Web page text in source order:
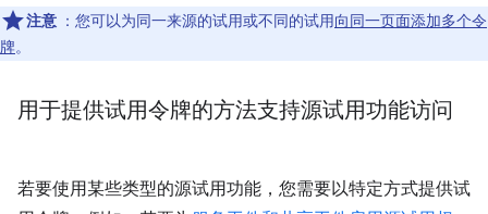
注意 ：您可以为同一来源的试用或不同的试用向同一页面添加多个令
牌。
用于提供试用令牌的方法支持源试用功能访问
若要使用某些类型的源试用功能，您需要以特定方式提供试